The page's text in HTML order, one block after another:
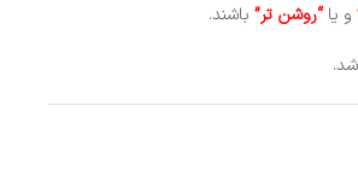
و یا“روشن تر” باشند.